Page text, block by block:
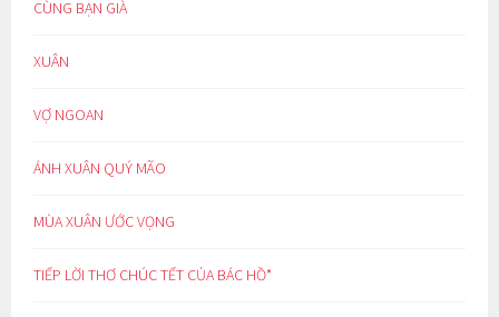
CÙNG BẠN GIÀ
XUÂN
VỢ NGOAN
ÁNH XUÂN QUÝ MÃO
MÙA XUÂN ƯỚC VỌNG
TIẾP LỜI THƠ CHÚC TẾT CỦA BÁC HỒ*